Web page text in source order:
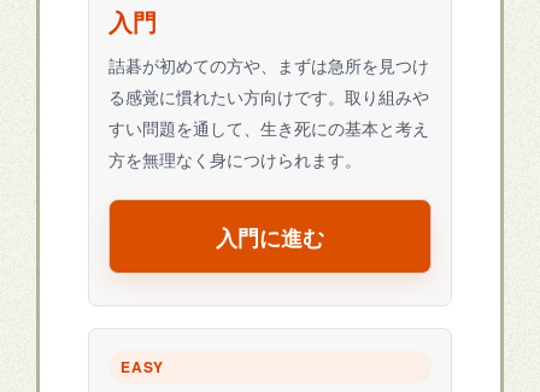
入門
詰碁が初めての方や、まずは急所を見つけ
る感覚に慣れたい方向けです。取り組みや
すい問題を通して、生き死にの基本と考え
方を無理なく身につけられます。
入門に進む
EASY